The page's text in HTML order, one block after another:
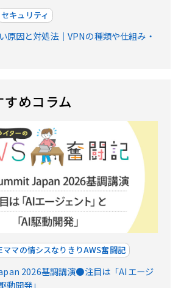
セキュリティ
原因と対処法｜VPNの種類や仕組み・
めコラム
ママの情シスなりきりAWS奮闘記
2026基調講演●注目は「AIエージ
動開発」